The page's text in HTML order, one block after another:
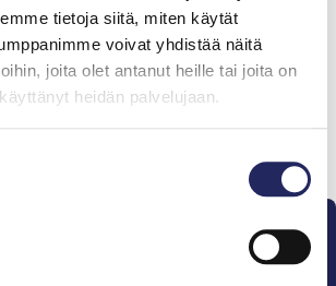
tietoja siitä, miten käytät
voivat yhdistää näitä
joita olet antanut heille tai joita on
heidän palvelujaan.